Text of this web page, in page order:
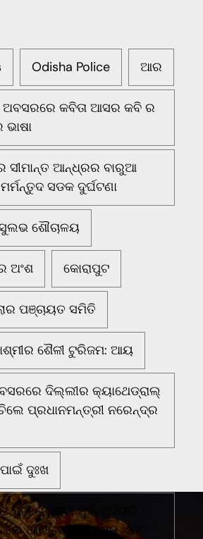
Odisha Police ଆର
ଅବସରରେ କବିତା ଆସର କବି ର
ଭାଷା
ସୀମାନ୍ତ ଆନ୍ଧ୍ରର ବାରୁଆ
ସଡକ ଦୁର୍ଘଟଣା
ଶୌଚାଳୟ
ଅଂଶ କୋରାପୁଟ
ପଞ୍ଚାୟତ ସମିତି
ଶୈଳୀ ଟୁରିଜମ: ଆୟ
ଦିଲ୍ଲୀର କ୍ୟାଥେଡ୍ରାଲ୍
ପ୍ରଧାନମନ୍ତ୍ରୀ ନରେନ୍ଦ୍ର
ଦୁଃଖ
ଦୁଇ ଗୋଷ୍ଠୀ ମୁହାଁ ମୁହିଁରାତି
ଆରକ୍ଷୀ ଅଧିକ୍ଷକ ଏବଂ